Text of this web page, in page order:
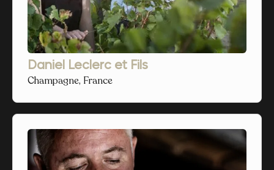
Daniel Leclerc et Fils
Champagne, France